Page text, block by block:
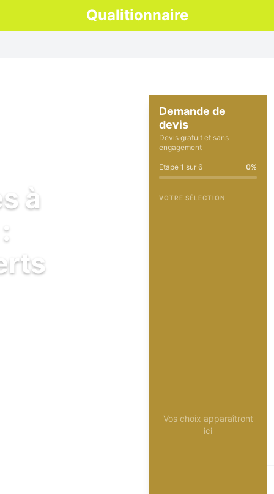
Qualitionnaire
à
Demande de
devis
Devis gratuit et sans
engagement
Etape 1 sur 6 0%
VOTRE SÉLECTION
Vos choix apparaîtront
ici